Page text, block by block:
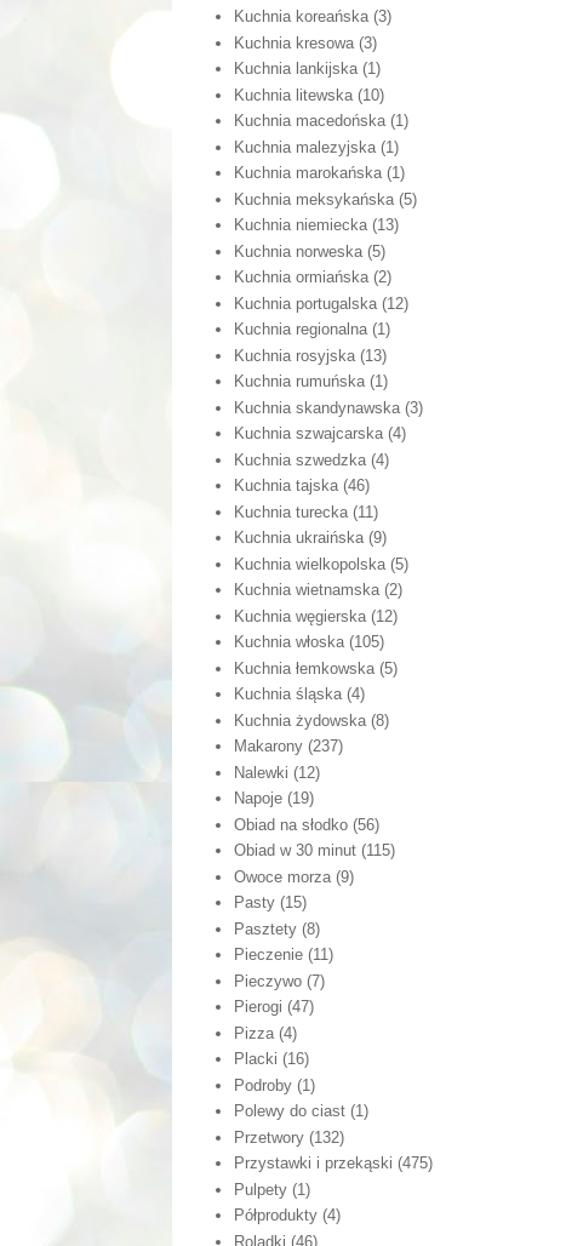
Kuchnia koreańska (3)
Kuchnia kresowa (3)
Kuchnia lankijska (1)
Kuchnia litewska (10)
Kuchnia macedońska (1)
Kuchnia malezyjska (1)
Kuchnia marokańska (1)
Kuchnia meksykańska (5)
Kuchnia niemiecka (13)
Kuchnia norweska (5)
Kuchnia ormiańska (2)
Kuchnia portugalska (12)
Kuchnia regionalna (1)
Kuchnia rosyjska (13)
Kuchnia rumuńska (1)
Kuchnia skandynawska (3)
Kuchnia szwajcarska (4)
Kuchnia szwedzka (4)
Kuchnia tajska (46)
Kuchnia turecka (11)
Kuchnia ukraińska (9)
Kuchnia wielkopolska (5)
Kuchnia wietnamska (2)
Kuchnia węgierska (12)
Kuchnia włoska (105)
Kuchnia łemkowska (5)
Kuchnia śląska (4)
Kuchnia żydowska (8)
Makarony (237)
Nalewki (12)
Napoje (19)
Obiad na słodko (56)
Obiad w 30 minut (115)
Owoce morza (9)
Pasty (15)
Pasztety (8)
Pieczenie (11)
Pieczywo (7)
Pierogi (47)
Pizza (4)
Placki (16)
Podroby (1)
Polewy do ciast (1)
Przetwory (132)
Przystawki i przekąski (475)
Pulpety (1)
Półprodukty (4)
Roladki (46)